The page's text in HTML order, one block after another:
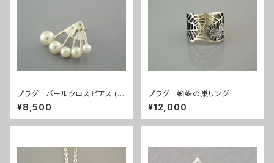
プラグ パールクロスピアス (1
個)
¥8,500
プラグ 蜘蛛の巣リング
¥12,000